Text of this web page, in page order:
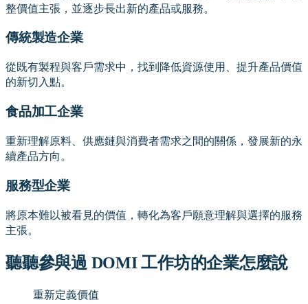
整價值主張，並逐步長出新的產品或服務。
傳統製造企業
從既有製程與客戶需求中，找到降低資源使用、提升產品價值
的新切入點。
食品加工企業
重新理解原料、供應鏈與消費者需求之間的關係，發展新的永
續產品方向。
服務型企業
將原本難以被看見的價值，轉化為客戶願意理解與選擇的服務
主張。
聽聽參與過 DOMI 工作坊的企業怎麼說
重新定義價值